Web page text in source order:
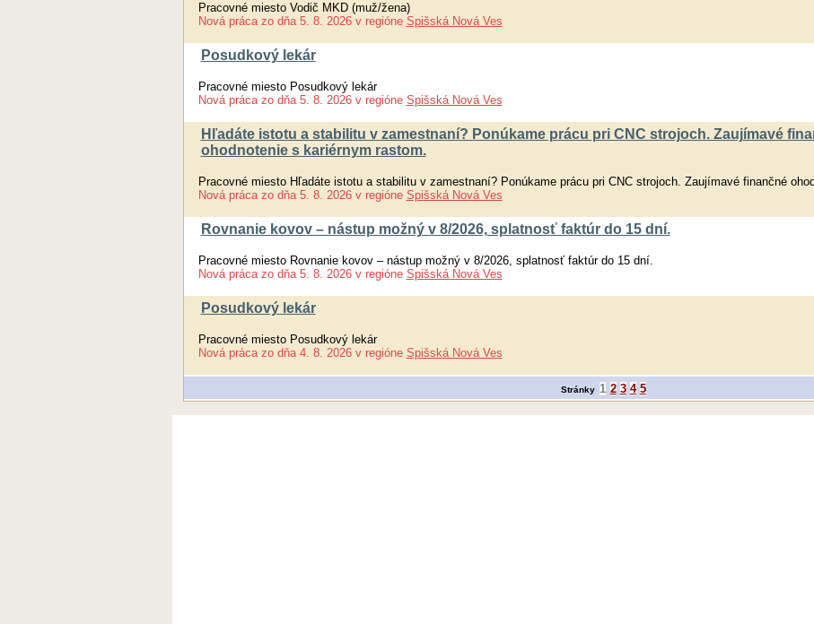
Pracovné miesto Vodič MKD (muž/žena)
Nová práca zo dňa 5. 8. 2026 v regióne Spišská Nová Ves
Posudkový lekár
Pracovné miesto Posudkový lekár
Nová práca zo dňa 5. 8. 2026 v regióne Spišská Nová Ves
Hľadáte istotu a stabilitu v zamestnaní? Ponúkame prácu pri CNC strojoch. Zaujímavé
ohodnotenie s kariérnym rastom.
Pracovné miesto Hľadáte istotu a stabilitu v zamestnaní? Ponúkame prácu pri CNC strojoch. Zaujímavé finančné
Nová práca zo dňa 5. 8. 2026 v regióne Spišská Nová Ves
Rovnanie kovov – nástup možný v 8/2026, splatnosť faktúr do 15 dní.
Pracovné miesto Rovnanie kovov – nástup možný v 8/2026, splatnosť faktúr do 15 dní.
Nová práca zo dňa 5. 8. 2026 v regióne Spišská Nová Ves
Posudkový lekár
Pracovné miesto Posudkový lekár
Nová práca zo dňa 4. 8. 2026 v regióne Spišská Nová Ves
Stránky 1 2 3 4 5